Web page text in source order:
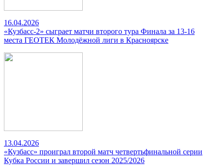
16.04.2026
«Кузбасс-2» сыграет матчи второго тура Финала за 13-16
места ГЕОТЕК Молодёжной лиги в Красноярске
13.04.2026
«Кузбасс» проиграл второй матч четвертьфинальной серии
Кубка России и завершил сезон 2025/2026